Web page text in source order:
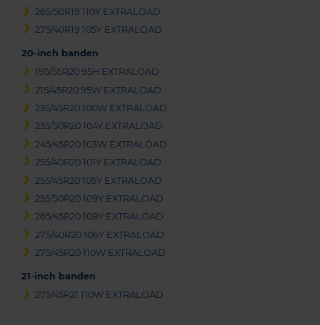
265/50R19 110Y EXTRALOAD
275/40R19 105Y EXTRALOAD
20-inch banden
195/55R20 95H EXTRALOAD
215/45R20 95W EXTRALOAD
235/45R20 100W EXTRALOAD
235/50R20 104Y EXTRALOAD
245/45R20 103W EXTRALOAD
255/40R20 101Y EXTRALOAD
255/45R20 105Y EXTRALOAD
255/50R20 109Y EXTRALOAD
265/45R20 108Y EXTRALOAD
275/40R20 106Y EXTRALOAD
275/45R20 110W EXTRALOAD
21-inch banden
275/45R21 110W EXTRALOAD